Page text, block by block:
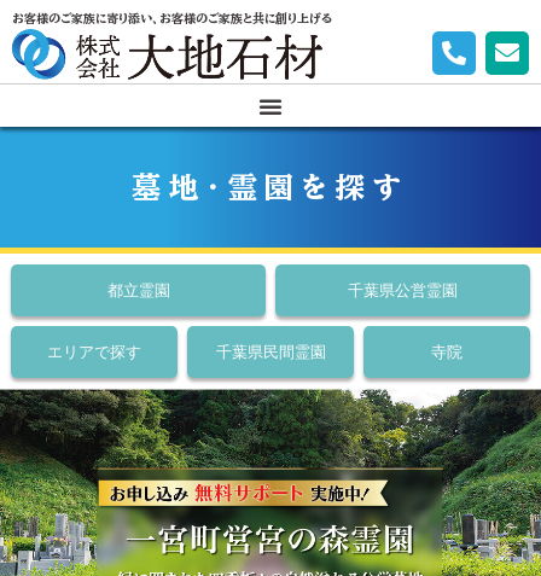
お客様のご家族に寄り添い、お客様のご家族と共に創り上げる
墓地・霊園を探す
都立霊園 千葉県公営霊園
エリアで探す 千葉県民間霊園 寺院